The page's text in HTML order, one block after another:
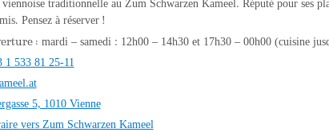
traditionnelle au Zum Schwarzen Kameel. Réputé pour ses
Pensez à réserver !
: mardi – samedi : 12h00 – 14h30 et 17h30 – 00h00 (cuisine
1 533 81 25-11
5, 1010 Vienne
vers Zum Schwarzen Kameel